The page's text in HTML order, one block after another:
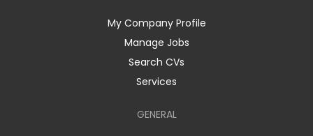
My Company Profile
Manage Jobs
Search CVs
Services
GENERAL